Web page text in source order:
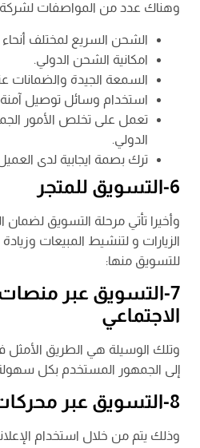
وهناك عدد من المواصفات لشركة
الشحن السريع لمختلف أنحاء
امكانية الشحن الدولي.
السمعة الجيدة والضمانات
استخدام وسائل توصيل
تعمل على تخلص الأمور
الدولي.
ترك بصمة ايجابية لدى
6-التسويق للمتجر
وأخيرا تأتي مرحلة التسويق
الزيارات و لتنشيط المبيعات
للتسويق منها:
7-التسويق عبر
الاجتماعي
وتلك الوسيلة هي الطريق
إلى الجمهور المستخدم بكل
8-التسويق عبر محركات البحث
وذلك يتم من خلال استخدام